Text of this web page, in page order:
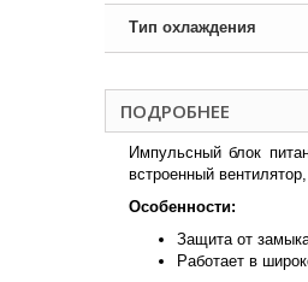
Тип охлаждения
ПОДРОБНЕЕ
Импульсный блок
встроенный
Особенности:
Защита от
Работает в